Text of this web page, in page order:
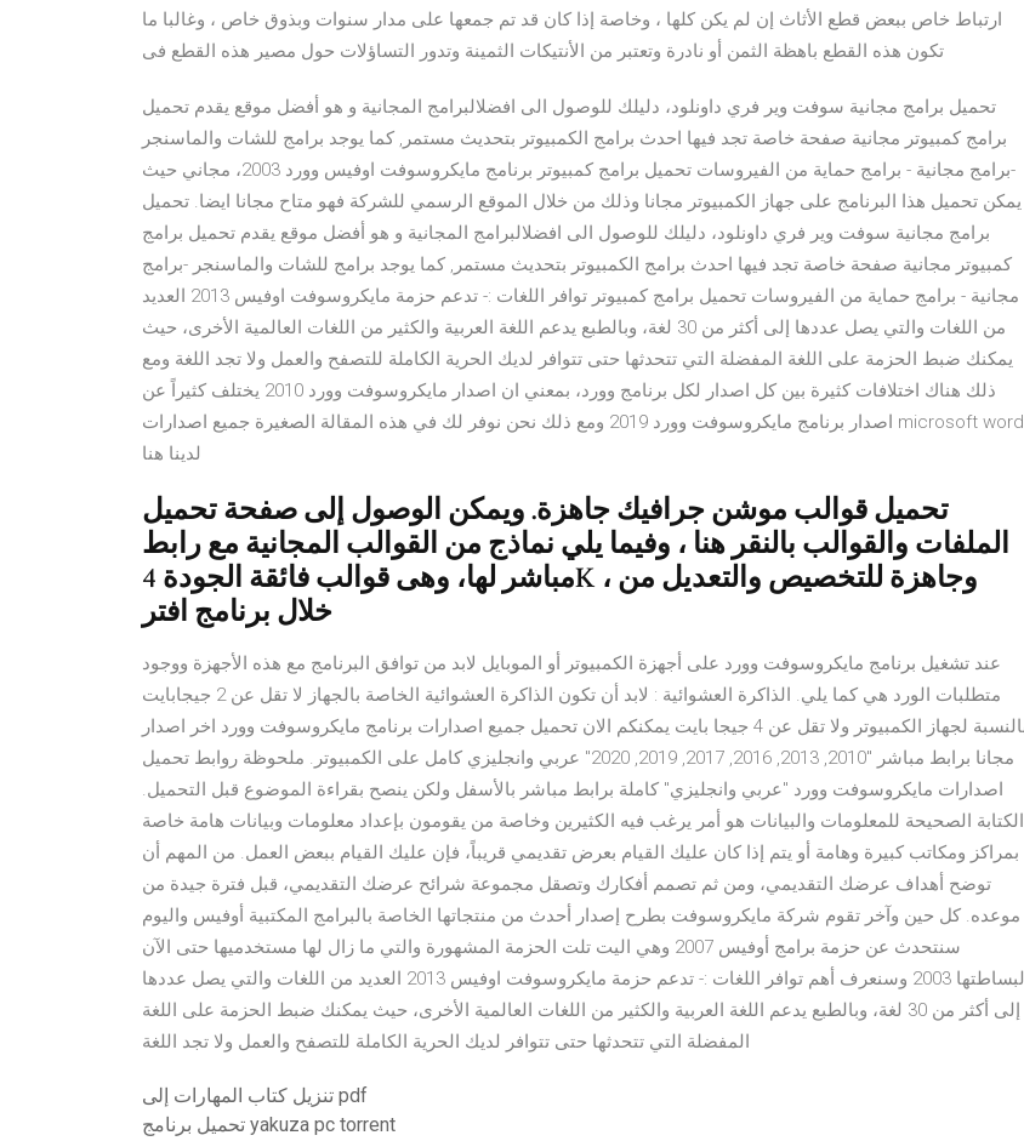
ارتباط خاص ببعض قطع الأثاث إن لم يكن كلها ، وخاصة إذا كان قد تم جمعها على مدار سنوات وبذوق خاص ، وغالبا ما
تكون هذه القطع باهظة الثمن أو نادرة وتعتبر من الأنتيكات الثمينة وتدور التساؤلات حول مصير هذه القطع فى
تحميل برامج مجانية سوفت وير فري داونلود، دليلك للوصول الى افضلالبرامج المجانية و هو أفضل موقع يقدم تحميل
برامج كمبيوتر مجانية صفحة خاصة تجد فيها احدث برامج الكمبيوتر بتحديث مستمر, كما يوجد برامج للشات والماسنجر
-برامج مجانية - برامج حماية من الفيروسات تحميل برامج كمبيوتر برنامج مايكروسوفت اوفيس وورد 2003، مجاني حيث
يمكن تحميل هذا البرنامج على جهاز الكمبيوتر مجانا وذلك من خلال الموقع الرسمي للشركة فهو متاح مجانا ايضا. تحميل
برامج مجانية سوفت وير فري داونلود، دليلك للوصول الى افضلالبرامج المجانية و هو أفضل موقع يقدم تحميل برامج
كمبيوتر مجانية صفحة خاصة تجد فيها احدث برامج الكمبيوتر بتحديث مستمر, كما يوجد برامج للشات والماسنجر -برامج
مجانية - برامج حماية من الفيروسات تحميل برامج كمبيوتر توافر اللغات :- تدعم حزمة مايكروسوفت اوفيس 2013 العديد
من اللغات والتي يصل عددها إلى أكثر من 30 لغة، وبالطبع يدعم اللغة العربية والكثير من اللغات العالمية الأخرى، حيث
يمكنك ضبط الحزمة على اللغة المفضلة التي تتحدثها حتى تتوافر لديك الحرية الكاملة للتصفح والعمل ولا تجد اللغة ومع
ذلك هناك اختلافات كثيرة بين كل اصدار لكل برنامج وورد، بمعني ان اصدار مايكروسوفت وورد 2010 يختلف كثيراً عن
اصدار برنامج مايكروسوفت وورد 2019 ومع ذلك نحن نوفر لك في هذه المقالة الصغيرة جميع اصدارات microsoft word
لدينا هنا
تحميل قوالب موشن جرافيك جاهزة. ويمكن الوصول إلى صفحة تحميل
الملفات والقوالب بالنقر هنا ، وفيما يلي نماذج من القوالب المجانية مع رابط
مباشر لها، وهى قوالب فائقة الجودة 4K ، وجاهزة للتخصيص والتعديل من
خلال برنامج افتر
عند تشغيل برنامج مايكروسوفت وورد على أجهزة الكمبيوتر أو الموبايل لابد من توافق البرنامج مع هذه الأجهزة ووجود
متطلبات الورد هي كما يلي. الذاكرة العشوائية : لابد أن تكون الذاكرة العشوائية الخاصة بالجهاز لا تقل عن 2 جيجابايت
بالنسبة لجهاز الكمبيوتر ولا تقل عن 4 جيجا بايت يمكنكم الان تحميل جميع اصدارات برنامج مايكروسوفت وورد اخر اصدار
مجانا برابط مباشر "2010, 2013, 2016, 2017, 2019, 2020" عربي وانجليزي كامل على الكمبيوتر. ملحوظة روابط تحميل
اصدارات مايكروسوفت وورد "عربي وانجليزي" كاملة برابط مباشر بالأسفل ولكن ينصح بقراءة الموضوع قبل التحميل.
الكتابة الصحيحة للمعلومات والبيانات هو أمر يرغب فيه الكثيرين وخاصة من يقومون بإعداد معلومات وبيانات هامة خاصة
بمراكز ومكاتب كبيرة وهامة أو يتم إذا كان عليك القيام بعرض تقديمي قريباً، فإن عليك القيام ببعض العمل. من المهم أن
توضح أهداف عرضك التقديمي، ومن ثم تصمم أفكارك وتصقل مجموعة شرائح عرضك التقديمي، قبل فترة جيدة من
موعده. كل حين وآخر تقوم شركة مايكروسوفت بطرح إصدار أحدث من منتجاتها الخاصة بالبرامج المكتبية أوفيس واليوم
سنتحدث عن حزمة برامج أوفيس 2007 وهي اليت تلت الحزمة المشهورة والتي ما زال لها مستخدميها حتى الآن
لبساطتها 2003 وسنعرف أهم توافر اللغات :- تدعم حزمة مايكروسوفت اوفيس 2013 العديد من اللغات والتي يصل عددها
إلى أكثر من 30 لغة، وبالطبع يدعم اللغة العربية والكثير من اللغات العالمية الأخرى، حيث يمكنك ضبط الحزمة على اللغة
المفضلة التي تتحدثها حتى تتوافر لديك الحرية الكاملة للتصفح والعمل ولا تجد اللغة
تنزيل كتاب المهارات إلى pdf
تحميل برنامج yakuza pc torrent